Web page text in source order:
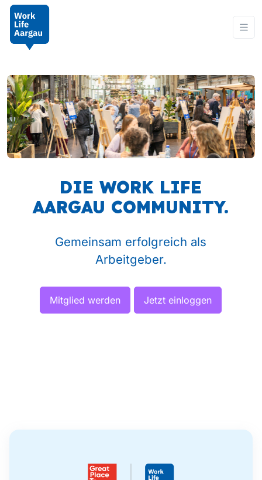
DIE WORK LIFE
AARGAU COMMUNITY.
Gemeinsam erfolgreich als
Arbeitgeber.
Mitglied werden Jetzt einloggen